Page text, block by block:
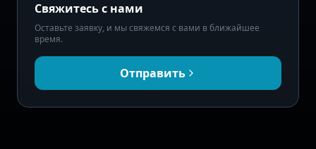
Свяжитесь с нами
Оставьте заявку, и мы свяжемся с вами в ближайшее
время.
Отправить